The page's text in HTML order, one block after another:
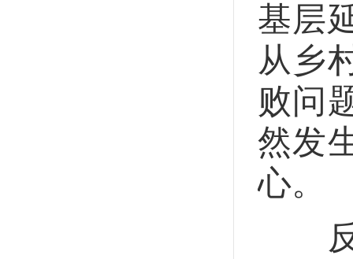
基层
从乡
败问
然发
心。
反